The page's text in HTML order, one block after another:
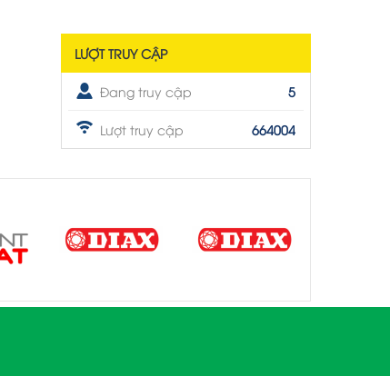
LƯỢT TRUY CẬP
Đang truy cập 5
Lượt truy cập 664004